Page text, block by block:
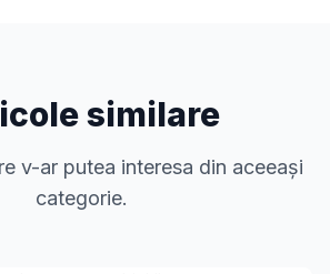
similare
v-ar putea interesa din aceeași
categorie.